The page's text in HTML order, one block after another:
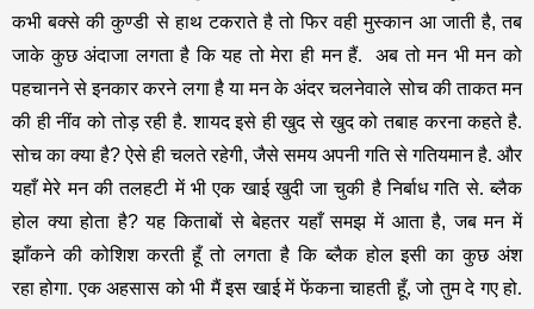
कभी बक्से की कुण्डी से हाथ टकराते है तो फिर वही मुस्कान आ जाती है,तब
जाके कुछ अंदाजा लगता है कि यह तो मेरा ही मन हैं. अब तो मन भी मन को
पहचानने से इनकार करने लगा है या मन के अंदर चलनेवाले सोच की ताकत मन
की ही नींव को तोड़ रही है. शायद इसे ही खुद से खुद को तबाह करना कहते है.
सोच का क्या है?ऐसे ही चलते रहेगी,जैसे समय अपनी गति से गतियमान है. और
यहाँ मेरे मन की तलहटी में भी एक खाई खुदी जा चुकी है निर्बाध गति से. ब्लैक
होल क्या होता है?यह किताबों से बेहतर यहाँ समझ में आता है,जब मन में
झाँकने की कोशिश करती हूँ तो लगता है कि ब्लैक होल इसी का कुछ अंश
रहा होगा. एक अहसास को भी मैं इस खाई में फेंकना चाहती हूँ, जो तुम दे गए हो.